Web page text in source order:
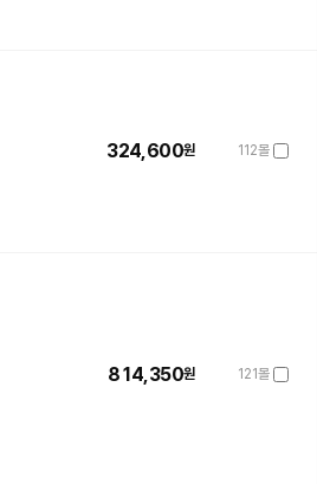
112몰
324,600원
121몰
814,350원